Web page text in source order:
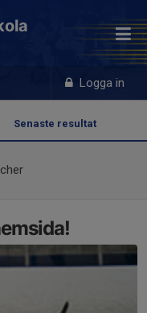
Logga in
Senaste resultat